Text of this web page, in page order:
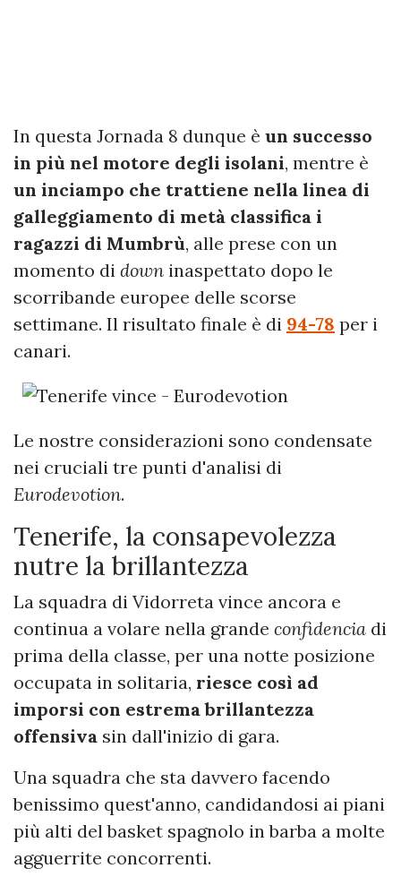
In questa Jornada 8 dunque è un successo
in più nel motore degli isolani, mentre è
un inciampo che trattiene nella linea di
galleggiamento di metà classifica i
ragazzi di Mumbrù, alle prese con un
momento di down inaspettato dopo le
scorribande europee delle scorse
settimane. Il risultato finale è di 94-78 per i
canari.
Le nostre considerazioni sono condensate
nei cruciali tre punti d'analisi di
Eurodevotion.
Tenerife, la consapevolezza
nutre la brillantezza
La squadra di Vidorreta vince ancora e
continua a volare nella grande confidencia di
prima della classe, per una notte posizione
occupata in solitaria, riesce così ad
imporsi con estrema brillantezza
offensiva sin dall'inizio di gara.
Una squadra che sta davvero facendo
benissimo quest'anno, candidandosi ai piani
più alti del basket spagnolo in barba a molte
agguerrite concorrenti.